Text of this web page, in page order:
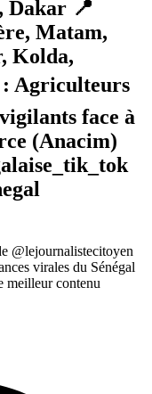
Dakar 📍
Matam,
Kolda,
face à
(Anacim)
@lejournalistecitoyen
virales du Sénégal
meilleur contenu